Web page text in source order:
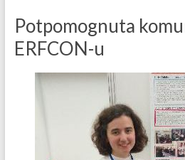
Potpomognuta
ERFCON-u